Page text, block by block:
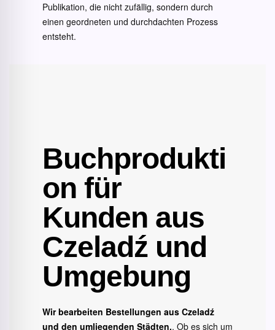
Publikation, die nicht zufällig, sondern durch
einen geordneten und durchdachten Prozess
entsteht.
Buchprodukti
on für
Kunden aus
Czeladź und
Umgebung
Wir bearbeiten Bestellungen aus Czeladź
und den umliegenden Städten., Ob es sich um